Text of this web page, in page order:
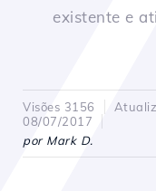
existente e
Visões 3156
08/07/2017
por Mark D.